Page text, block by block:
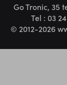
Go Tronic, 35
Tel : 03
© 2012-2026